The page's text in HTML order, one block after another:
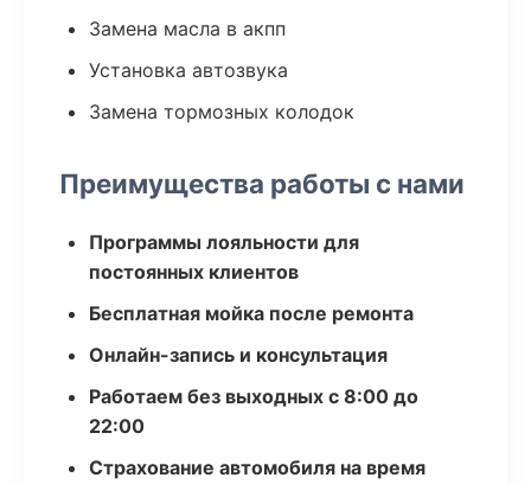
Замена масла в акпп
Установка автозвука
Замена тормозных колодок
Преимущества работы с нами
Программы лояльности для
постоянных клиентов
Бесплатная мойка после ремонта
Онлайн-запись и консультация
Работаем без выходных с 8:00 до
22:00
Страхование автомобиля на время